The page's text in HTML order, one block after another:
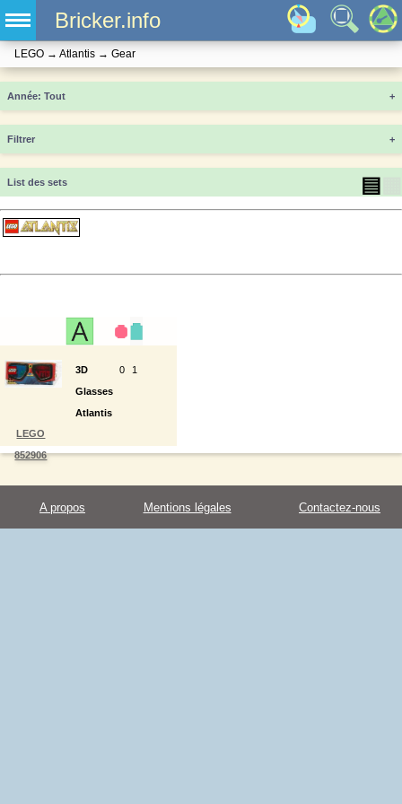
Bricker.info
LEGO → Atlantis → Gear
Année +
Filtrer +
List des sets ▤
LEGO
852906
3D
Glasses
Atlantis
0 1
A propos Mentions légales Contactez-nous